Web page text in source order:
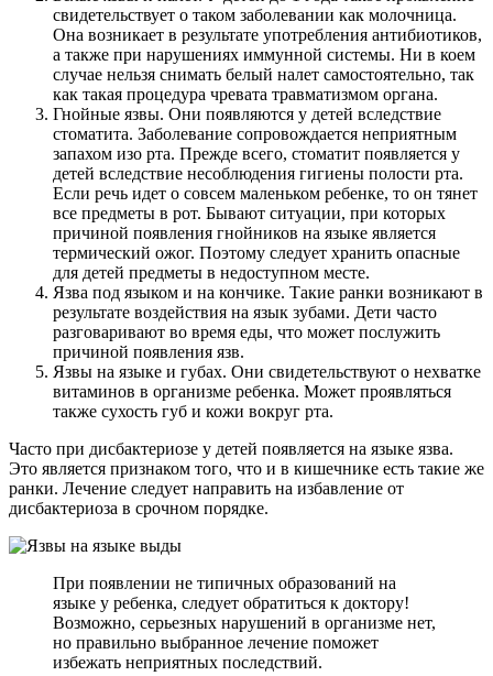
свидетельствует о таком заболевании как молочница.
Она возникает в результате употребления антибиотиков,
а также при нарушениях иммунной системы. Ни в коем
случае нельзя снимать белый налет самостоятельно, так
как такая процедура чревата травматизмом органа.
Гнойные язвы. Они появляются у детей вследствие
стоматита. Заболевание сопровождается неприятным
запахом изо рта. Прежде всего, стоматит появляется у
детей вследствие несоблюдения гигиены полости рта.
Если речь идет о совсем маленьком ребенке, то он тянет
все предметы в рот. Бывают ситуации, при которых
причиной появления гнойников на языке является
термический ожог. Поэтому следует хранить опасные
для детей предметы в недоступном месте.
Язва под языком и на кончике. Такие ранки возникают в
результате воздействия на язык зубами. Дети часто
разговаривают во время еды, что может послужить
причиной появления язв.
Язвы на языке и губах. Они свидетельствуют о нехватке
витаминов в организме ребенка. Может проявляться
также сухость губ и кожи вокруг рта.
Часто при дисбактериозе у детей появляется на языке язва.
Это является признаком того, что и в кишечнике есть такие же
ранки. Лечение следует направить на избавление от
дисбактериоза в срочном порядке.
При появлении не типичных образований на
языке у ребенка, следует обратиться к доктору!
Возможно, серьезных нарушений в организме нет,
но правильно выбранное лечение поможет
избежать неприятных последствий.